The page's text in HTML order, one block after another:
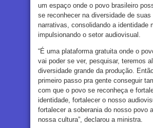
um espaço onde o povo brasileiro
se reconhecer na diversidade de suas
narrativas, consolidando a identidade
impulsionando o setor audiovisual.
“É uma plataforma gratuita onde o
vai poder se ver, pesquisar, teremos
diversidade grande da produção.
primeiro passo pra gente conseguir
com que o povo se reconheça e
identidade, fortalecer o nosso
fortalecer a soberania do nosso povo
nossa cultura”, declarou a ministra.